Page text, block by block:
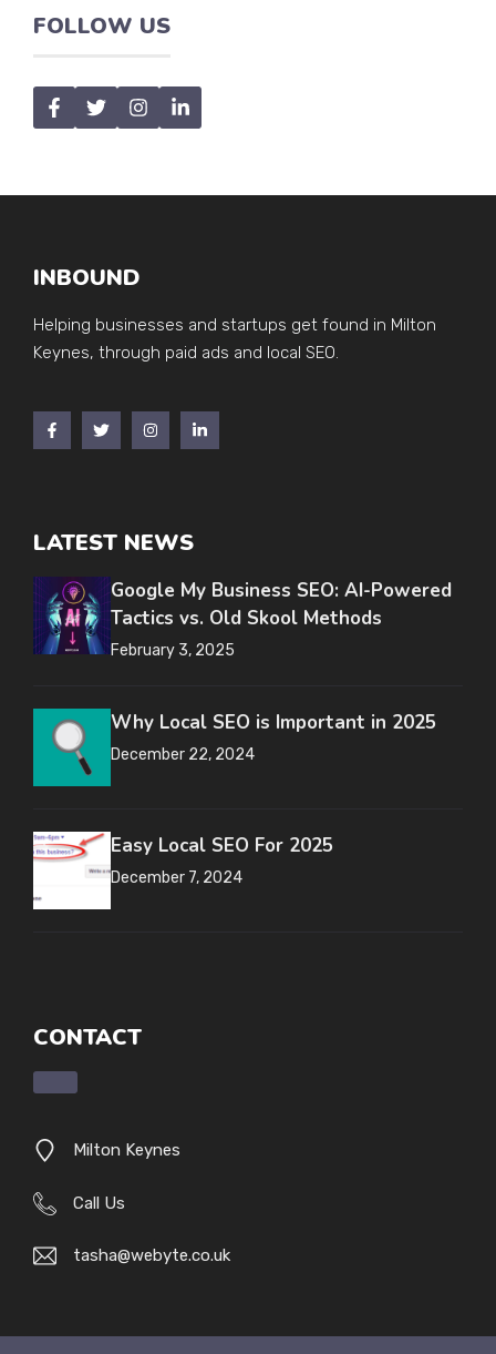
FOLLOW US
INBOUND
Helping businesses and startups get found in Milton
Keynes, through paid ads and local SEO.
LATEST NEWS
Google My Business SEO: AI-Powered
Tactics vs. Old Skool Methods
February 3, 2025
Why Local SEO is Important in 2025
December 22, 2024
Easy Local SEO For 2025
December 7, 2024
CONTACT
Milton Keynes
Call Us
tasha@webyte.co.uk